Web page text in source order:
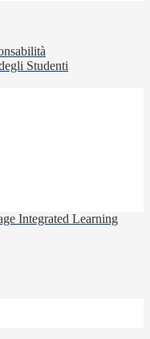
Studenti
Integrated Learning